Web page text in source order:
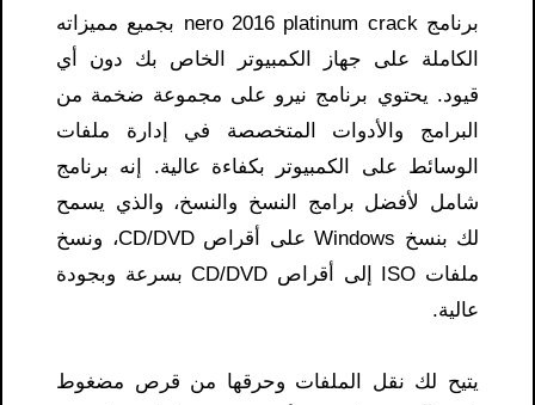
برنامج nero 2016 platinum crack​ بجميع مميزاته
الكاملة على جهاز الكمبيوتر الخاص بك دون أي
قيود. يحتوي برنامج نيرو على مجموعة ضخمة من
البرامج والأدوات المتخصصة في إدارة ملفات
الوسائط على الكمبيوتر بكفاءة عالية. إنه برنامج
شامل لأفضل برامج النسخ والنسخ، والذي يسمح
لك بنسخ Windows على أقراص CD/DVD، ونسخ
ملفات ISO إلى أقراص CD/DVD بسرعة وبجودة
عالية.
يتيح لك نقل الملفات وحرقها من قرص مضغوط